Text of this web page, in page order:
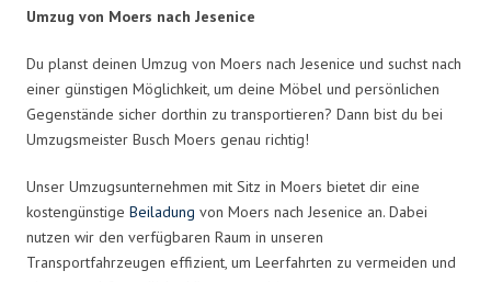
Umzug von Moers nach Jesenice
Du planst deinen Umzug von Moers nach Jesenice und suchst nach
einer günstigen Möglichkeit, um deine Möbel und persönlichen
Gegenstände sicher dorthin zu transportieren? Dann bist du bei
Umzugsmeister Busch Moers genau richtig!
Unser Umzugsunternehmen mit Sitz in Moers bietet dir eine
kostengünstige Beiladung von Moers nach Jesenice an. Dabei
nutzen wir den verfügbaren Raum in unseren
Transportfahrzeugen effizient, um Leerfahrten zu vermeiden und